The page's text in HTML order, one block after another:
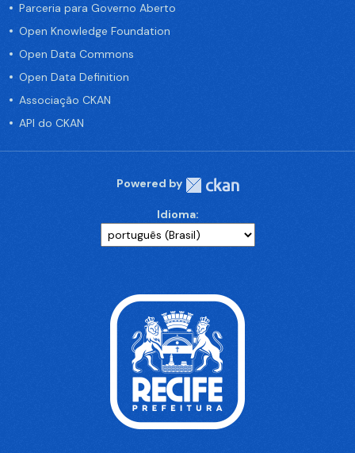
Parceria para Governo Aberto
Open Knowledge Foundation
Open Data Commons
Open Data Definition
Associação CKAN
API do CKAN
Powered by
Idioma